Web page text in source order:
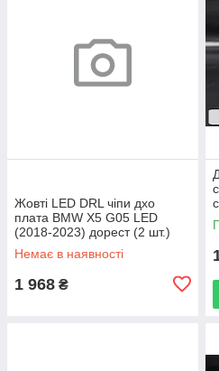
Жовті LED DRL чіпи дхо
плата BMW X5 G05 LED
(2018-2023) дорест (2 шт.)
Немає в наявності
1 968 ₴